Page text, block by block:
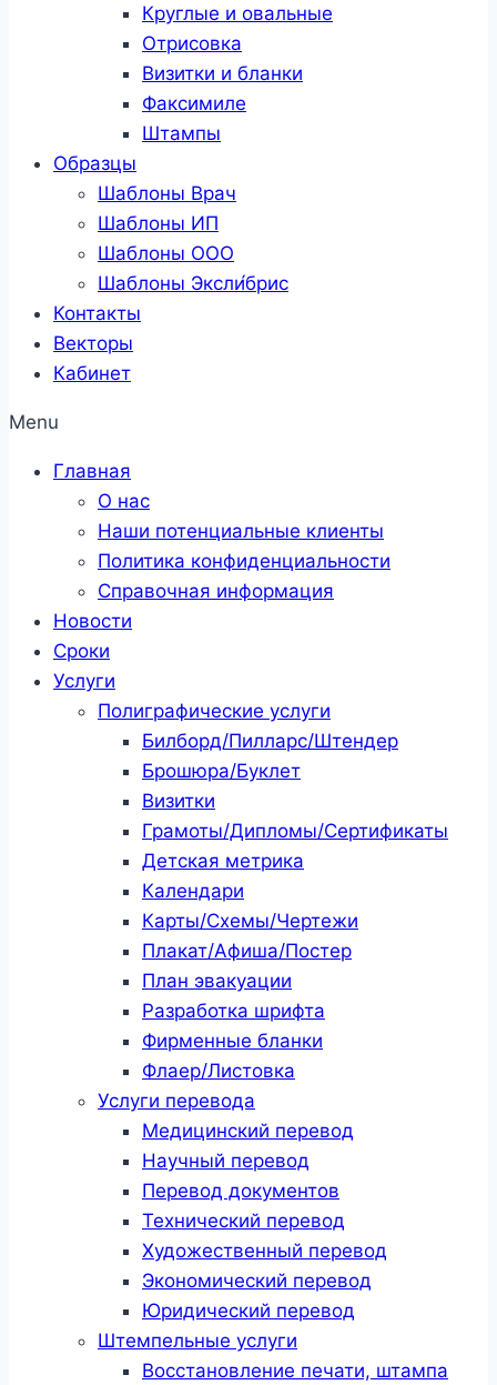
Круглые и овальные
Отрисовка
Визитки и бланки
Факсимиле
Штампы
Образцы
Шаблоны Врач
Шаблоны ИП
Шаблоны ООО
Шаблоны Эксли́брис
Контакты
Векторы
Кабинет
Menu
Главная
О нас
Наши потенциальные клиенты
Политика конфиденциальности
Справочная информация
Новости
Сроки
Услуги
Полиграфические услуги
Билборд/Пилларс/Штендер
Брошюра/Буклет
Визитки
Грамоты/Дипломы/Сертификаты
Детская метрика
Календари
Карты/Схемы/Чертежи
Плакат/Афиша/Постер
План эвакуации
Разработка шрифта
Фирменные бланки
Флаер/Листовка
Услуги перевода
Медицинский перевод
Научный перевод
Перевод документов
Технический перевод
Художественный перевод
Экономический перевод
Юридический перевод
Штемпельные услуги
Восстановление печати, штампа